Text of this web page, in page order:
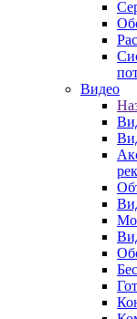
Видео